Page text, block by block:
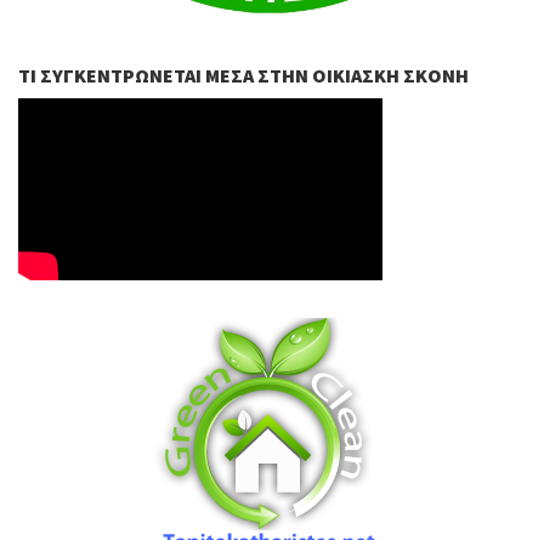
ΤΙ ΣΥΓΚΕΝΤΡΏΝΕΤΑΙ ΜΈΣΑ ΣΤΗΝ ΟΙΚΙΑΣΚΉ ΣΚΌΝΗ